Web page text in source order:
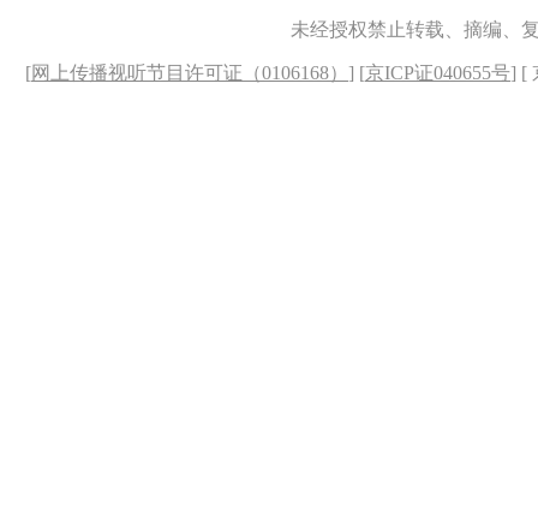
未经授权禁止转载、摘编、
[网上传播视听节目许可证（0106168） ] [京ICP证040655号] [